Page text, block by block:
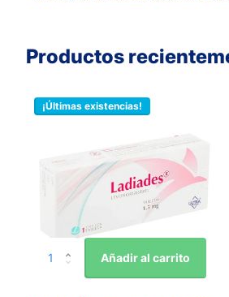
Productos
¡Últimas existencias!
Añadir al carrito